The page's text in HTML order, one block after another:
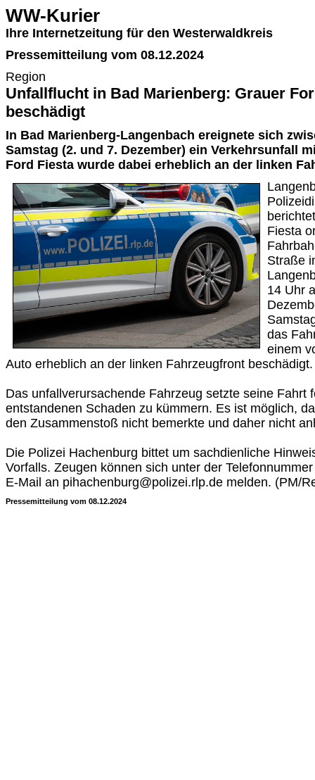
WW-Kurier
Ihre Internetzeitung für den Westerwaldkreis
Pressemitteilung vom 08.12.2024
Region
Unfallflucht in Bad Marienberg: Grauer
beschädigt
In Bad Marienberg-Langenbach ereignete sich
Samstag (2. und 7. Dezember) ein Verkehrsunfall
Ford Fiesta wurde dabei erheblich an der linken
Fiesta
Straße
14 Uhr
das
einem
Auto erheblich an der linken Fahrzeugfront beschädigt.
Das unfallverursachende Fahrzeug setzte seine Fahrt
entstandenen Schaden zu kümmern. Es ist möglich,
den Zusammenstoß nicht bemerkte und daher nicht
Die Polizei Hachenburg bittet um sachdienliche
Vorfalls. Zeugen können sich unter der
E-Mail an pihachenburg@polizei.rlp.de melden. (PM/
Pressemitteilung vom 08.12.2024